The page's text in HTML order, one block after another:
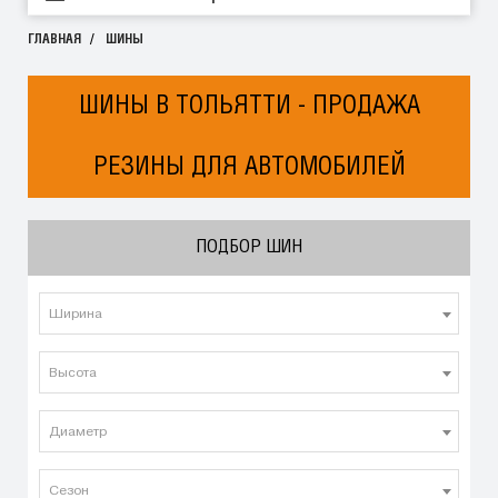
ГЛАВНАЯ ШИНЫ
ШИНЫ В ТОЛЬЯТТИ - ПРОДАЖА
РЕЗИНЫ ДЛЯ АВТОМОБИЛЕЙ
ПОДБОР ШИН
Ширина
Высота
Диаметр
Сезон